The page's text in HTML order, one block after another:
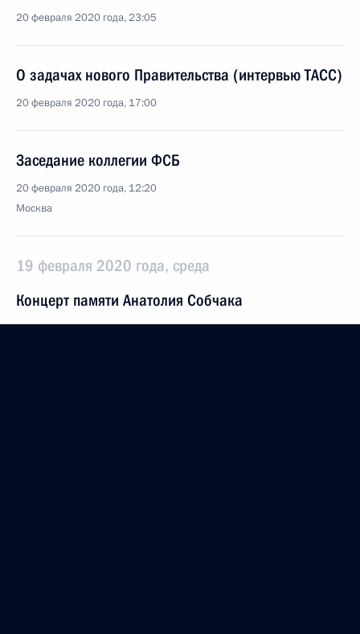
20 февраля 2020 года, 23:05
О задачах нового Правительства (интервью ТАСС)
20 февраля 2020 года, 17:00
Заседание коллегии ФСБ
20 февраля 2020 года, 12:20
Москва
19 февраля 2020 года, среда
Концерт памяти Анатолия Собчака
19 февраля 2020 года, 20:30